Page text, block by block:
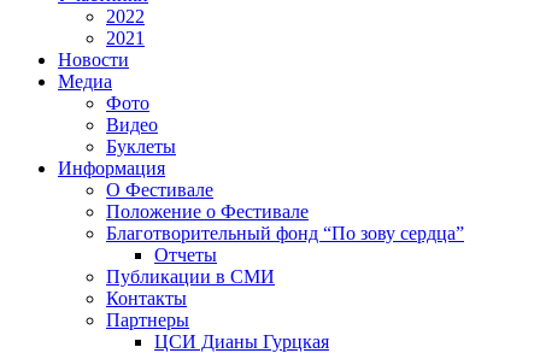
2022
2021
Новости
Медиа
Фото
Видео
Буклеты
Информация
О Фестивале
Положение о Фестивале
Благотворительный фонд “По зову сердца”
Отчеты
Публикации в СМИ
Контакты
Партнеры
ЦСИ Дианы Гурцкая